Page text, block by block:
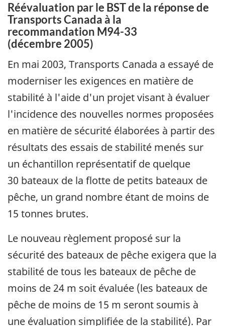
Réévaluation par le BST de la réponse de
Transports Canada à la
recommandation M94-33
(décembre 2005)
En mai 2003, Transports Canada a essayé de
moderniser les exigences en matière de
stabilité à l'aide d'un projet visant à évaluer
l'incidence des nouvelles normes proposées
en matière de sécurité élaborées à partir des
résultats des essais de stabilité menés sur
un échantillon représentatif de quelque
30 bateaux de la flotte de petits bateaux de
pêche, un grand nombre étant de moins de
15 tonnes brutes.
Le nouveau règlement proposé sur la
sécurité des bateaux de pêche exigera que la
stabilité de tous les bateaux de pêche de
moins de 24 m soit évaluée (les bateaux de
pêche de moins de 15 m seront soumis à
une évaluation simplifiée de la stabilité). Par